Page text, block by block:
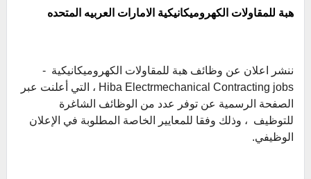
هبة للمقاولات الكهروميكانيكية الامارات العربيه المتحده
ننشر اعلان عن وظائف هبة للمقاولات الكهروميكانيكية -
Hiba Electrmechanical Contracting jobs ، التي أعلنت عبر
الصفحة الرسمية عن توفر عدد من الوظائف الشاغرة
للتوظيف ، وذلك وفقا للمعايير الخاصة المطلوبة في الإعلان
الوظيفي.